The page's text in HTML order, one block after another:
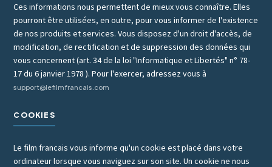
Ces informations nous permettent de mieux vous connaître. Elles
pourront être utilisées, en outre, pour vous informer de l'existence
de nos produits et services. Vous disposez d'un droit d'accès, de
modification, de rectification et de suppression des données qui
vous concernent (art. 34 de la loi "Informatique et Libertés" n° 78-
17 du 6 janvier 1978 ). Pour l'exercer, adressez vous à
support@lefilmfrancais.com
COOKIES
Le film francais vous informe qu'un cookie est placé dans votre
ordinateur lorsque vous naviguez sur son site. Un cookie ne nous